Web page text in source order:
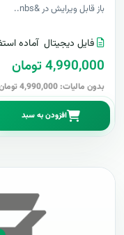
باز قابل ویرایش در &nbs..
فایل دیجیتال آماده
4,990,000 تومان
بدون مالیات: 4,990,000 تومان
افزودن به سبد